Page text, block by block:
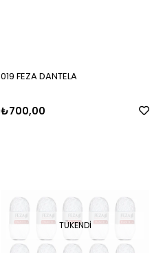
019 FEZA DANTELA
₺700,00
TÜKENDI